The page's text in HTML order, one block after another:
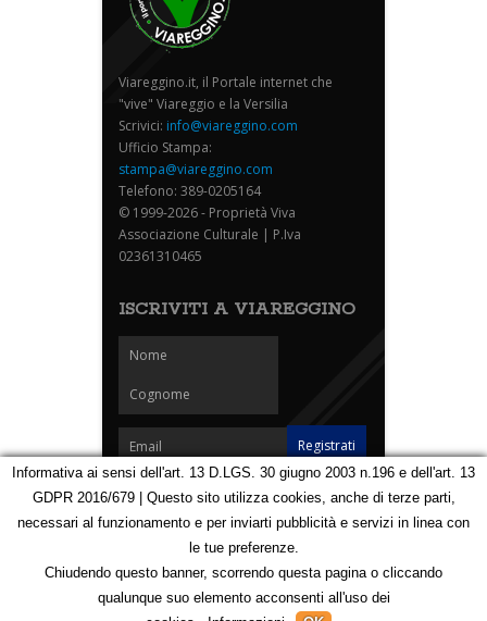
Viareggino.it, il Portale internet che
"vive" Viareggio e la Versilia
Scrivici: info@viareggino.com
Ufficio Stampa:
stampa@viareggino.com
Telefono: 389-0205164
© 1999-2026 - Proprietà Viva
Associazione Culturale | P.Iva
02361310465
ISCRIVITI A VIAREGGINO
Homepage Notizie Speciali Eventi Foto Carnevale
Partners
Contatti
Mappa
123126158
Informativa ai sensi dell'art. 13 D.LGS. 30 giugno 2003 n.196 e dell'art. 13
GDPR 2016/679 | Questo sito utilizza cookies, anche di terze parti,
necessari al funzionamento e per inviarti pubblicità e servizi in linea con
le tue preferenze.
Chiudendo questo banner, scorrendo questa pagina o cliccando
qualunque suo elemento acconsenti all'uso dei